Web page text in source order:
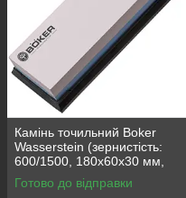
Камінь точильний Boker
Wasserstein (зернистість:
600/1500, 180х60х30 мм,
прямокутний, тип -
точильний)
Готово до відправки